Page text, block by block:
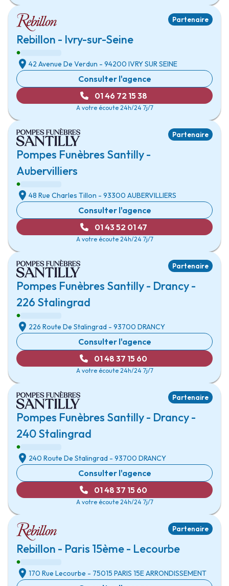
Partenaire
Rebillon - Ivry-sur-Seine
42 Avenue De Verdun - 94200 IVRY SUR SEINE
Consulter l'agence
01 46 72 15 38
A votre écoute 24h/24 7j/7
Partenaire
Pompes Funèbres Santilly -
Aubervilliers
48 Rue Charles Tillon - 93300 AUBERVILLIERS
Consulter l'agence
01 43 52 01 47
A votre écoute 24h/24 7j/7
Partenaire
Pompes Funèbres Santilly - Drancy -
226 Stalingrad
226 Route De Stalingrad - 93700 DRANCY
Consulter l'agence
01 48 37 15 60
A votre écoute 24h/24 7j/7
Partenaire
Pompes Funèbres Santilly - Drancy -
240 Stalingrad
240 Route De Stalingrad - 93700 DRANCY
Consulter l'agence
01 48 37 15 60
A votre écoute 24h/24 7j/7
Partenaire
Rebillon - Paris 15ème - Lecourbe
170 Rue Lecourbe - 75015 PARIS 15E ARRONDISSEMENT